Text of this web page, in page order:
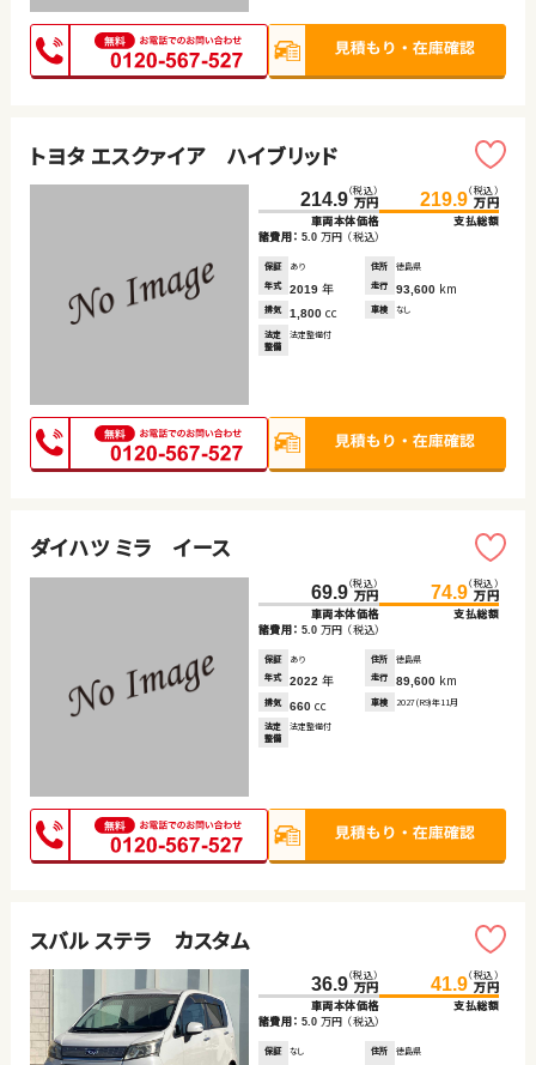
トヨタ エスクァイア ハイブリッド
214.9（税込）
万円
車両本体価格
219.9（税込）
万円
支払総額
諸費用： 5.0 万円 （税込）
保証 あり 住所
徳島県
年式
2019 年 走行 93,600 km
排気 1,800 cc 車検 なし
法定
整備
法定整備付
ダイハツ ミラ イース
69.9（税込）
万円
車両本体価格
74.9（税込）
万円
支払総額
諸費用： 5.0 万円 （税込）
保証 あり 住所
徳島県
年式
2022 年 走行 89,600 km
排気 660 cc 車検 2027(R9)年11月
法定
整備
法定整備付
スバル ステラ カスタム
36.9（税込）
万円
車両本体価格
41.9（税込）
万円
支払総額
諸費用： 5.0 万円 （税込）
保証 なし 住所
徳島県